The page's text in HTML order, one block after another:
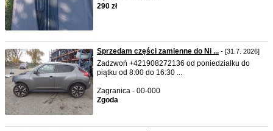
290 zł
Sprzedam części zamienne do Ni ... - [31.7. 2026]
Zadzwoń +421908272136 od poniedziałku do
piątku od 8:00 do 16:30 ...
Zagranica - 00-000
Zgoda